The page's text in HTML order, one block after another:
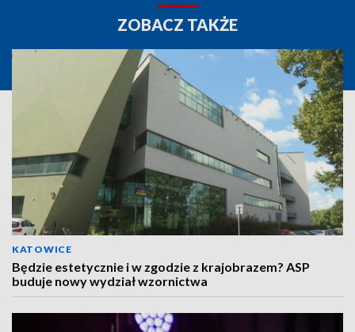
ZOBACZ TAKŻE
KATOWICE
Będzie estetycznie i w zgodzie z krajobrazem? ASP
buduje nowy wydział wzornictwa